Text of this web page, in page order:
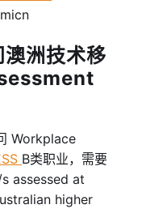
洲技术移
Workplace
B类职业，需要
assessed at
higher